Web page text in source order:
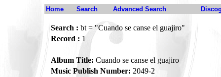
Home Search Advanced Search
Search : bt = "Cuando se canse el guajiro"
Record : 1
Album Title: Cuando se canse el guajiro
Music Publish Number: 2049-2